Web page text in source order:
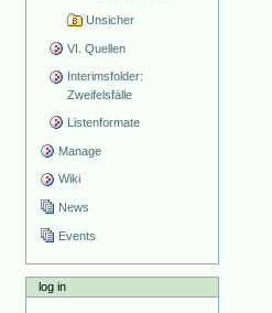
Unsicher
VI. Quellen
Interimsfolder:
Zweifelsfälle
Listenformate
Manage
Wiki
News
Events
log in